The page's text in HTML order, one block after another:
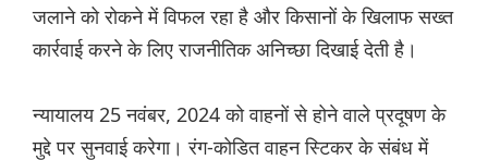
जलाने को रोकने में विफल रहा है और किसानों के खिलाफ सख्त
कार्रवाई करने के लिए राजनीतिक अनिच्छा दिखाई देती है।
न्यायालय 25 नवंबर, 2024 को वाहनों से होने वाले प्रदूषण के
मुद्दे पर सुनवाई करेगा। रंग-कोडित वाहन स्टिकर के संबंध में